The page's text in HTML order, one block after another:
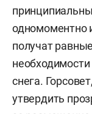
одномоментно
получат
снега.
утвердить